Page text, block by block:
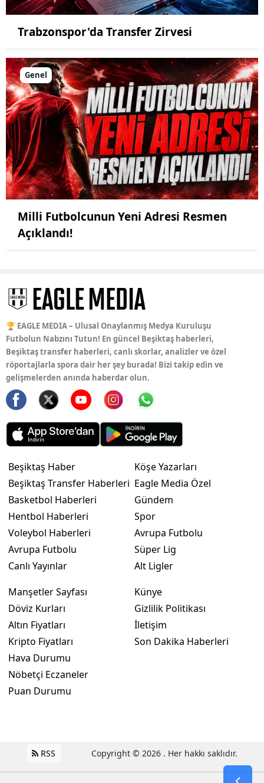
Trabzonspor'da Transfer Zirvesi
Genel
Milli Futbolcunun Yeni Adresi Resmen
Açıklandı!
🏆 EAGLE MEDIA – Ulusal Onaylanmış Medya Kuruluşu
Futbolun Nabzını Tutun! En güncel Beşiktaş haberleri,
Beşiktaş transfer haberleri, canlı skorlar, analizler ve özel
röportajlarla spora dair her şey burada! Bizi takip edin ve
gelişmelerden anında haberdar olun.
Beşiktaş Haber
Beşiktaş Transfer Haberleri
Basketbol Haberleri
Hentbol Haberleri
Voleybol Haberleri
Avrupa Futbolu
Canlı Yayınlar
Köşe Yazarları
Eagle Media Özel
Gündem
Spor
Avrupa Futbolu
Süper Lig
Alt Ligler
Manşetler Sayfası
Döviz Kurları
Altın Fiyatları
Kripto Fiyatları
Hava Durumu
Nöbetçi Eczaneler
Puan Durumu
Künye
Gizlilik Politikası
İletişim
Son Dakika Haberleri
RSS Copyright © 2026 . Her hakkı saklıdır.